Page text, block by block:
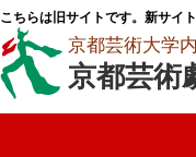
こちらは旧サイトです。新サイ
京都芸術大学
京都芸術